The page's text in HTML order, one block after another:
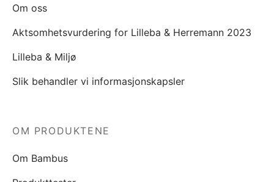
Om oss
Aktsomhetsvurdering for Lilleba & Herremann 2023
Lilleba & Miljø
Slik behandler vi informasjonskapsler
OM PRODUKTENE
Om Bambus